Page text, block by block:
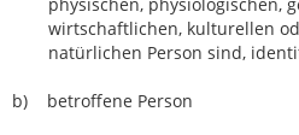
wirtschaftlichen, kulturellen
natürlichen Person sind,
b) betroffene Person